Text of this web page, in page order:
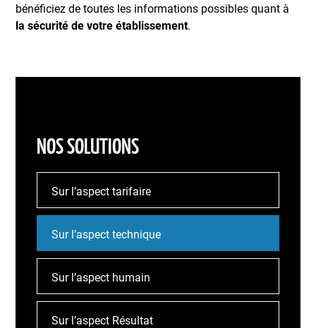
bénéficiez de toutes les informations possibles quant à
la sécurité de votre établissement.
NOS SOLUTIONS
Sur l’aspect tarifaire
Sur l’aspect technique
Sur l’aspect humain
Sur l’aspect Résultat